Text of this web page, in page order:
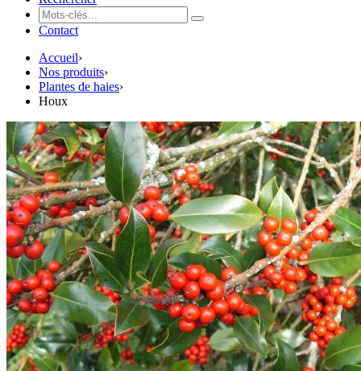
Contact
Accueil›
Nos produits›
Plantes de haies›
Houx